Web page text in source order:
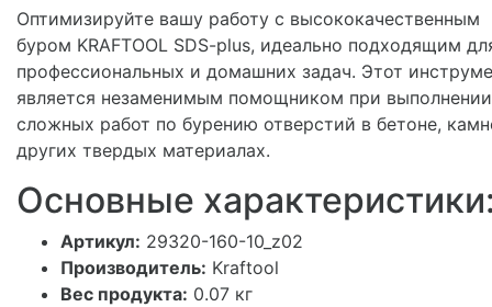
Оптимизируйте вашу работу с высококачественным
буром KRAFTOOL SDS-plus, идеально подходящим
профессиональных и домашних задач. Этот
является незаменимым помощником при выполнении
сложных работ по бурению отверстий в бетоне,
других твердых материалах.
Основные
Артикул: 29320-160-10_z02
Производитель: Kraftool
Вес продукта: 0.07 кг